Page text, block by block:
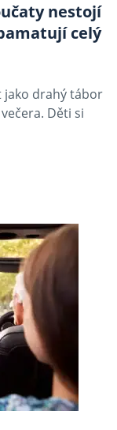
nestojí
celý
jako drahý tábor
Děti si